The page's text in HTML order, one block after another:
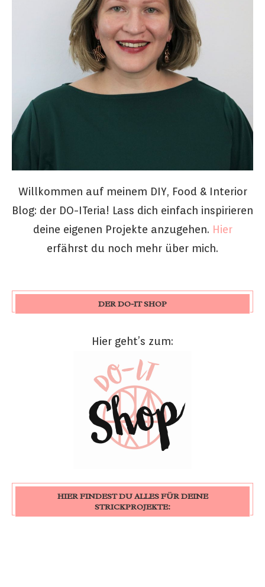
Willkommen auf meinem DIY, Food & Interior
Blog: der DO-ITeria! Lass dich einfach inspirieren
deine eigenen Projekte anzugehen. Hier
erfährst du noch mehr über mich.
DER DO-IT SHOP
Hier geht’s zum:
HIER FINDEST DU ALLES FÜR DEINE
STRICKPROJEKTE: